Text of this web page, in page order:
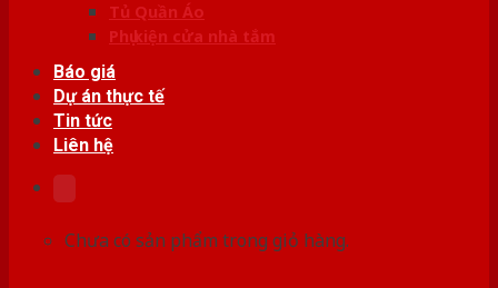
Tủ Quần Áo
Phụ kiện cửa nhà tắm
Báo giá
Dự án thực tế
Tin tức
Liên hệ
Chưa có sản phẩm trong giỏ hàng.